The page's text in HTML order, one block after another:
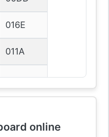
016E
011A
online